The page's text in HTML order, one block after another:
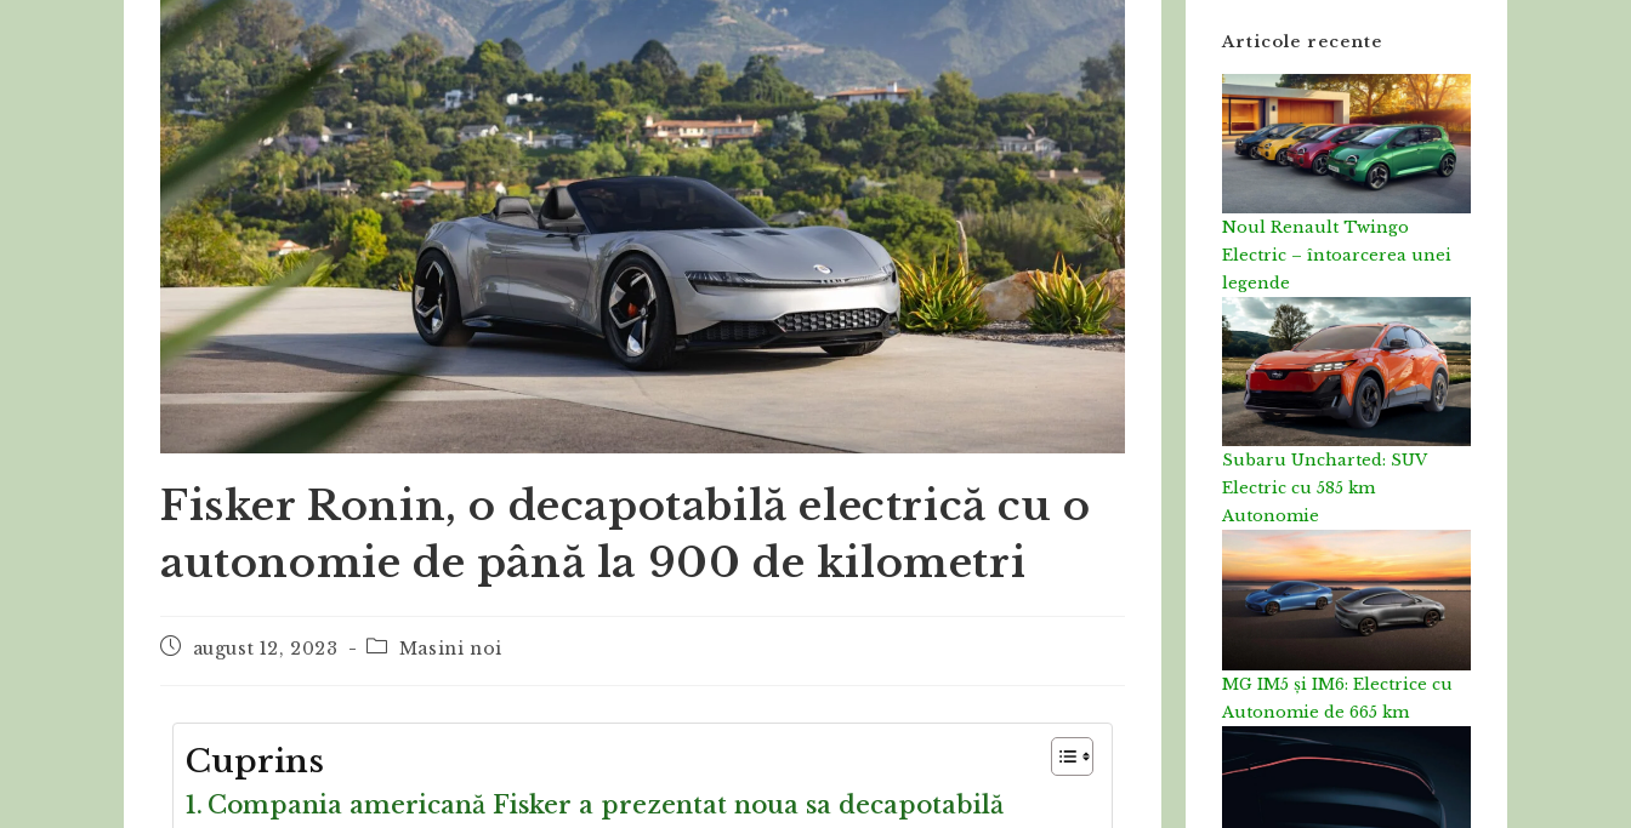
Fisker Ronin, o decapotabilă electrică cu o
autonomie de până la 900 de kilometri
august 12, 2023 Masini noi
Cuprins
Compania americană Fisker a prezentat noua sa decapotabilă
Articole recente
Noul Renault Twingo
Electric – întoarcerea unei
legende
Subaru Uncharted: SUV
Electric cu 585 km
Autonomie
MG IM5 și IM6: Electrice cu
Autonomie de 665 km